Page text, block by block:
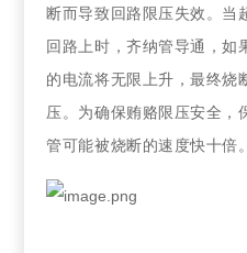
断而导致回路限压失效。当
回路上时，齐纳管导通，如
的电流将无限上升，最终烧
压。为确保贿赂限压安全，
管可能被烧断的速度快十倍。